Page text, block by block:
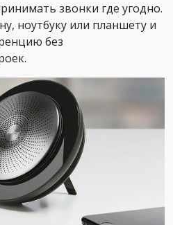
звонки где угодно.
ноутбуку или планшету и
без